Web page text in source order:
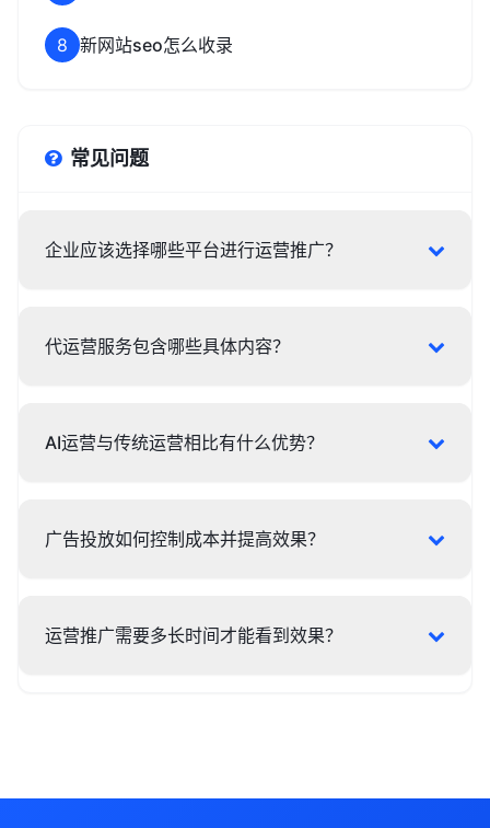
8 新网站seo怎么收录
常见问题
企业应该选择哪些平台进行运营推广？
代运营服务包含哪些具体内容？
AI运营与传统运营相比有什么优势？
广告投放如何控制成本并提高效果？
运营推广需要多长时间才能看到效果？